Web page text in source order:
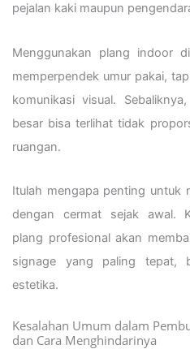
pejalan kaki maupun
Menggunakan plang indoor
memperpendek umur pakai,
komunikasi visual.
besar bisa terlihat tidak
ruangan.
Itulah mengapa penting untuk
dengan cermat sejak awal.
plang profesional akan
signage yang paling tepat,
estetika.
Kesalahan Umum dalam
dan Cara Menghindarinya